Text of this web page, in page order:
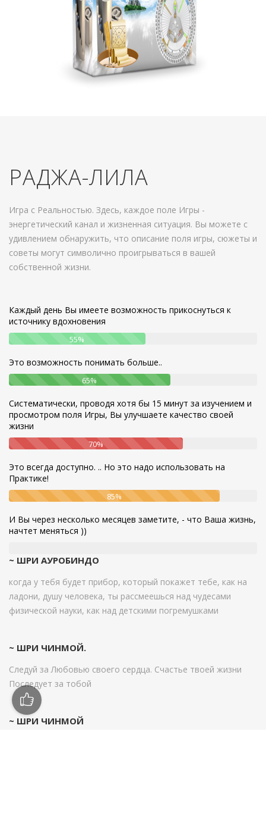
РАДЖА-ЛИЛА
Игра с Реальностью. Здесь, каждое поле Игры -
энергетический канал и жизненная ситуация. Вы можете с
удивлением обнаружить, что описание поля игры, сюжеты и
советы могут символично проигрываться в вашей
собственной жизни.
Каждый день Вы имеете возможность прикоснуться к
источнику вдохновения
55%
Это возможность понимать больше..
65%
Систематически, проводя хотя бы 15 минут за изучением и
просмотром поля Игры, Вы улучшаете качество своей
жизни
70%
Это всегда доступно. .. Но это надо использовать на
Практике!
85%
И Вы через несколько месяцев заметите, - что Ваша жизнь,
начтет меняться ))
~ ШРИ АУРОБИНДО
когда у тебя будет прибор, который покажет тебе, как на
ладони, душу человека, ты рассмеешься над чудесами
физической науки, как над детскими погремушками
~ ШРИ ЧИНМОЙ.
Следуй за Любовью своего сердца. Счастье твоей жизни
Последует за тобой
~ ШРИ ЧИНМОЙ